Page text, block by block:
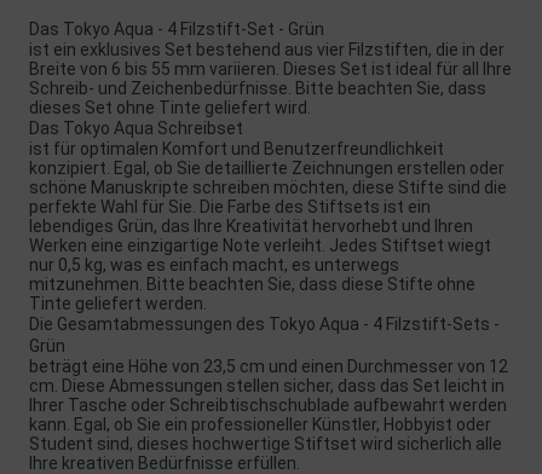
Das Tokyo Aqua - 4 Filzstift-Set - Grün
ist ein exklusives Set bestehend aus vier Filzstiften, die in der
Breite von 6 bis 55 mm variieren. Dieses Set ist ideal für all Ihre
Schreib- und Zeichenbedürfnisse. Bitte beachten Sie, dass
dieses Set ohne Tinte geliefert wird.
Das Tokyo Aqua Schreibset
ist für optimalen Komfort und Benutzerfreundlichkeit
konzipiert. Egal, ob Sie detaillierte Zeichnungen erstellen oder
schöne Manuskripte schreiben möchten, diese Stifte sind die
perfekte Wahl für Sie. Die Farbe des Stiftsets ist ein
lebendiges Grün, das Ihre Kreativität hervorhebt und Ihren
Werken eine einzigartige Note verleiht. Jedes Stiftset wiegt
nur 0,5 kg, was es einfach macht, es unterwegs
mitzunehmen. Bitte beachten Sie, dass diese Stifte ohne
Tinte geliefert werden.
Die Gesamtabmessungen des Tokyo Aqua - 4 Filzstift-Sets -
Grün
beträgt eine Höhe von 23,5 cm und einen Durchmesser von 12
cm. Diese Abmessungen stellen sicher, dass das Set leicht in
Ihrer Tasche oder Schreibtischschublade aufbewahrt werden
kann. Egal, ob Sie ein professioneller Künstler, Hobbyist oder
Student sind, dieses hochwertige Stiftset wird sicherlich alle
Ihre kreativen Bedürfnisse erfüllen.